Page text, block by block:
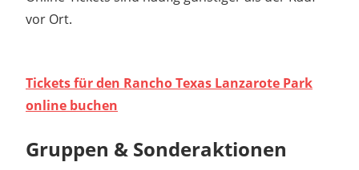
vor Ort.
Tickets für den Rancho Texas Lanzarote Park
online buchen
Gruppen & Sonderaktionen